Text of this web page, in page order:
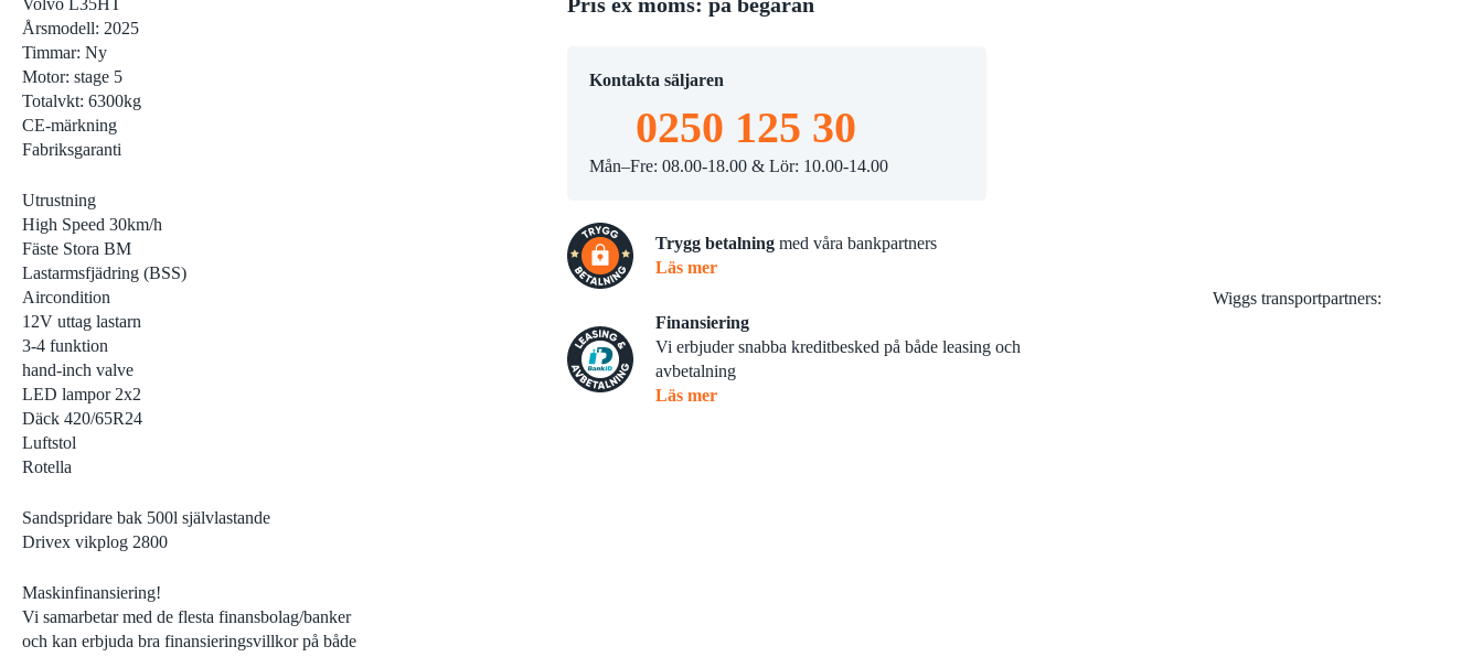
Slaghack
Volvo L35HT
Årsmodell: 2025
Timmar: Ny
Motor: stage 5
Totalvkt: 6300kg
CE-märkning
Fabriksgaranti
Utrustning
High Speed 30km/h
Fäste Stora BM
Lastarmsfjädring (BSS)
Aircondition
12V uttag lastarn
3-4 funktion
hand-inch valve
LED lampor 2x2
Däck 420/65R24
Luftstol
Rotella
Sandspridare bak 500l självlastande
Drivex vikplog 2800
Maskinfinansiering!
Vi samarbetar med de flesta finansbolag/banker
och kan erbjuda bra finansieringsvillkor på både
Kontakta säljaren
0250 125 30
Mån–Fre: 08.00-18.00 & Lör: 10.00-14.00
Trygg betalningmed våra bankpartners
Läs mer
Finansiering
Vi erbjuder snabba kreditbesked på både leasing och
avbetalning
Läs mer
Wiggs transportpartners: